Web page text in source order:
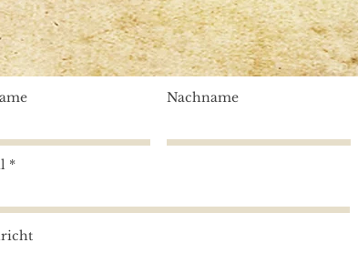
Nachname